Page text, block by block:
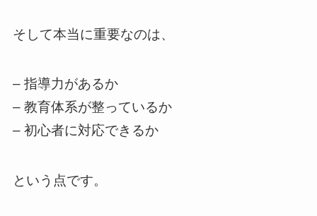
そして本当に重要なのは、
– 指導力があるか
– 教育体系が整っているか
– 初心者に対応できるか
という点です。